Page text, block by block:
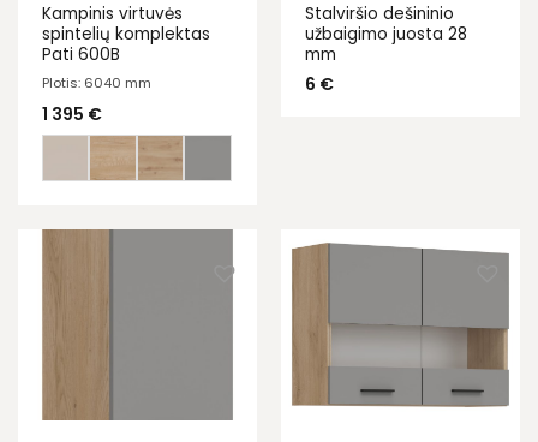
Kampinis virtuvės
spintelių komplektas
Pati 600B
Plotis: 6040 mm
1 395 €
Stalviršio dešininio
užbaigimo juosta 28
mm
6 €